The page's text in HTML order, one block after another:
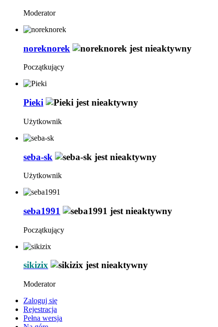
Moderator
noreknorek
Początkujący
Pieki
Użytkownik
seba-sk
Użytkownik
seba1991
Początkujący
sikizix
Moderator
Zaloguj się
Rejestracja
Pełna wersja